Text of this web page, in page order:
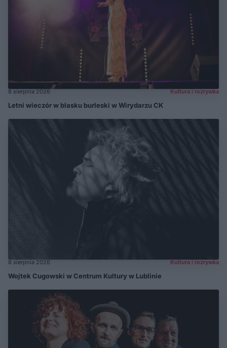
8 sierpnia 2026 Kultura i rozrywka
Letni wieczór w blasku burleski w Wirydarzu CK
8 sierpnia 2026 Kultura i rozrywka
Wojtek Cugowski w Centrum Kultury w Lublinie